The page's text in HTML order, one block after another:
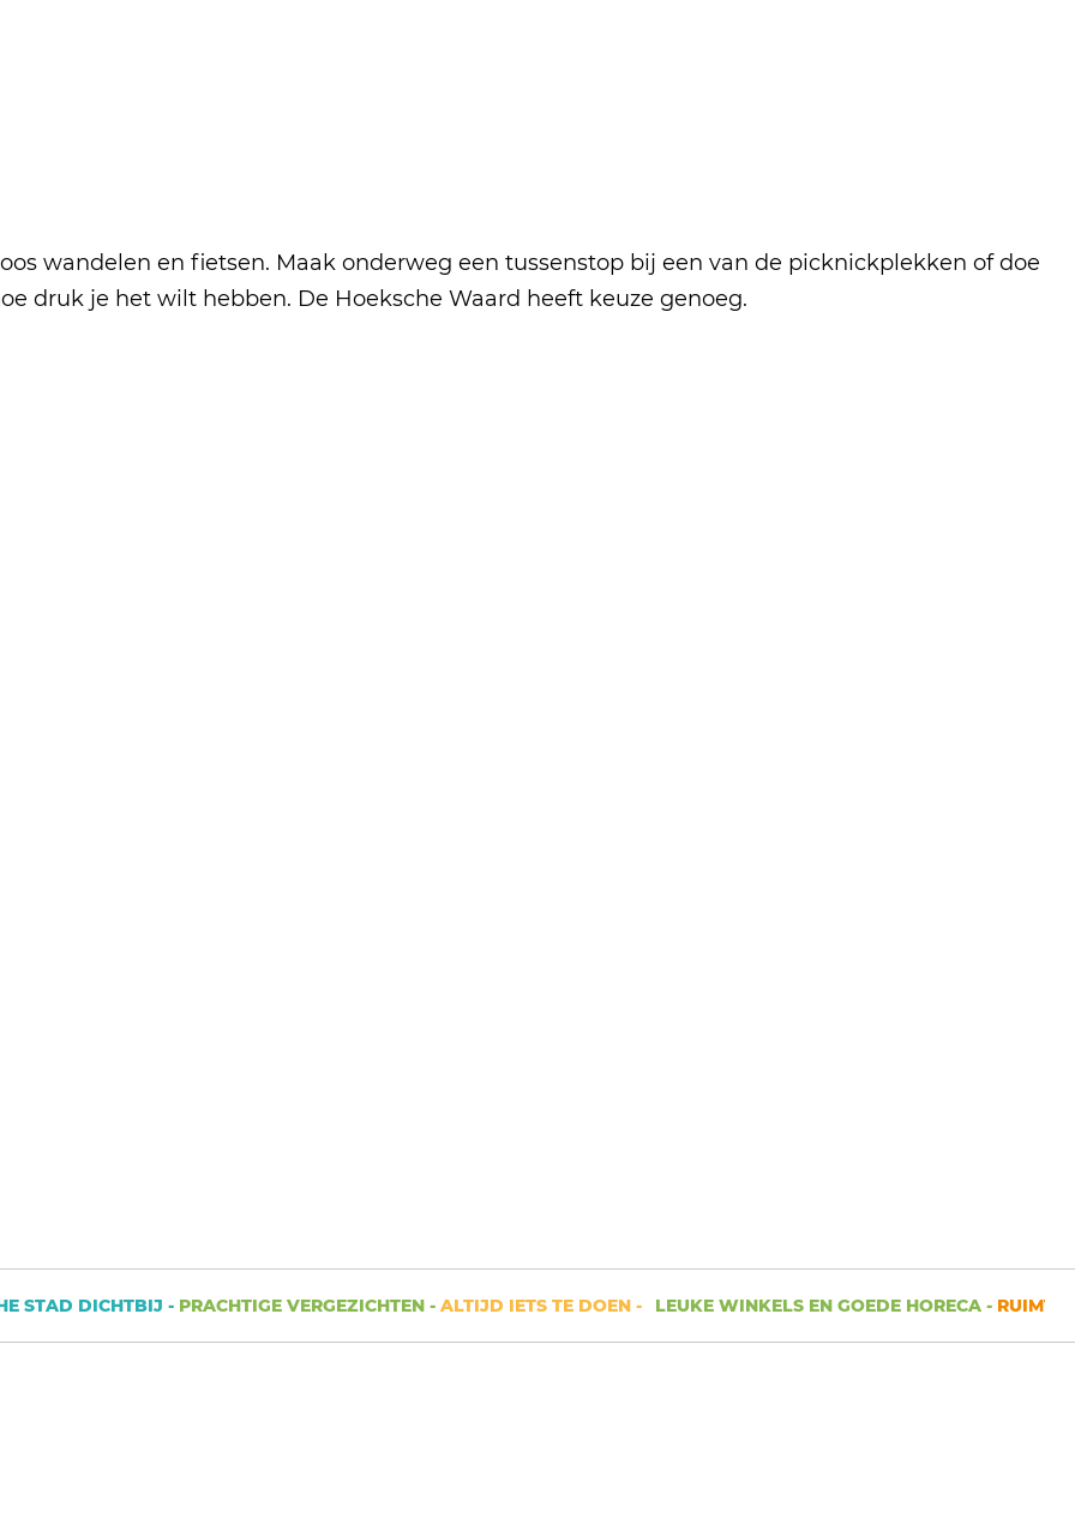
wandelen en fietsen. Maak onderweg een tussenstop bij een van de picknickplekken of doe
druk je het wilt hebben. De Hoeksche Waard heeft keuze genoeg.
DICHTBIJ -PRACHTIGE VERGEZICHTEN -ALTIJD IETS TE DOEN - LEUKE WINKELS EN GOEDE HORECA -RUIMTE OM